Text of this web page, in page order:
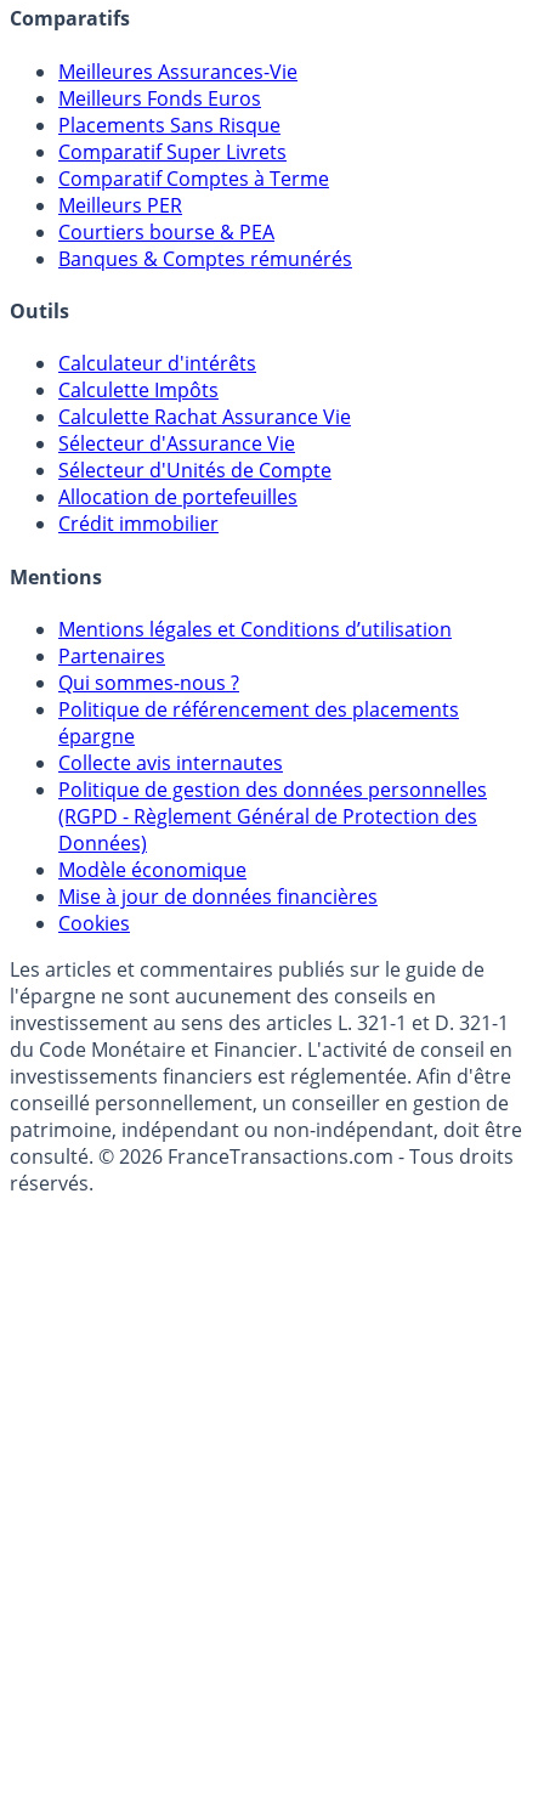
assureurs, sociétés de gestion, CGP, etc.
Comparatifs
Meilleures Assurances-Vie
Meilleurs Fonds Euros
Placements Sans Risque
Comparatif Super Livrets
Comparatif Comptes à Terme
Meilleurs PER
Banques & Comptes rémunérés
Outils
Calculateur d'intérêts
Calculette Impôts
Calculette Rachat Assurance Vie
Sélecteur d'Assurance Vie
Sélecteur d'Unités de Compte
Crédit immobilier
Mentions
Mentions légales et Conditions d’utilisation
Partenaires
Qui sommes-nous ?
Politique de référencement des placements
épargne
Collecte avis internautes
Politique de gestion des données personnelles
(RGPD - Règlement Général de Protection des
Données)
Modèle économique
Cookies
Les articles et commentaires publiés sur le guide de
l'épargne ne sont aucunement des conseils en
investissement au sens des articles L. 321-1 et D. 321-1
du Code Monétaire et Financier. L'activité de conseil en
investissements financiers est réglementée. Afin d'être
conseillé personnellement, un conseiller en gestion de
patrimoine, indépendant ou non-indépendant, doit être